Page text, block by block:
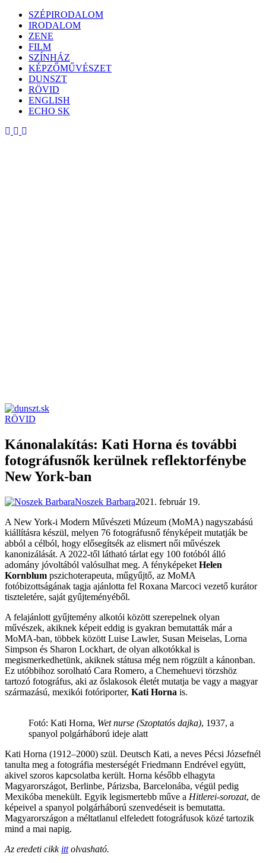
Skip
content
SZÉPIRODALOM
IRODALOM
ZENE
FILM
SZÍNHÁZ
KÉPZŐMŰVÉSZET
DUNSZT
RÖVID
ENGLISH
ECHO SK
RÖVID
Kánonalakítás: Kati Horna és további
fotográfusnők kerülnek reflektorfénybe
New York-ban
Noszek Barbara2021. február 19.
A New York-i Modern Művészeti Múzeum (MoMA) nagyszabású
kiállításra készül, melyen 76 fotográfusnő fényképeit mutatják be
abból a célból, hogy elősegítsék az elismert női művészek
kanonizálását. A 2022-től látható tárlat egy 100 fotóból álló
adomány jóvoltából valósulhat meg. A fényképeket Helen
Kornblum pszichoterapeuta, műgyűjtő, az MoMA
fotóbizottságának tagja ajánlotta fel Roxana Marcoci vezető kurátor
tiszteletére, saját gyűjteményéből.
A felajánlott gyűjtemény alkotói között szerepelnek olyan
művészek, akiknek képeit eddig is gyakran bemutatták már a
MoMA-ban, többek között Luise Lawler, Susan Meiselas, Lorna
Simpson és Sharon Lockhart, de olyan alkotókkal is
megismerkedhetünk, akiknek státusa még nem rögzült a kánonban.
Ez utóbbihoz sorolható Cara Romero, a Chemehuevi törzshöz
tartozó fotográfus, aki az őslakosok életét mutatja be vagy a magyar
származású, mexikói fotóriporter, Kati Horna is.
Fotó: Kati Horna, Wet nurse (Szoptatós dajka), 1937, a
spanyol polgárháború ideje alatt
Kati Horna (1912–2000) szül. Deutsch Kati, a neves Pécsi Józsefnél
tanulta meg a fotográfia mesterségét Friedmann Endrével együtt,
akivel szoros kapcsolatba került. Horna később elhagyta
Magyarországot, Berlinbe, Párizsba, Barcelonába, végül pedig
Mexikóba menekült. Egyik legismertebb műve a Hitlerei-sorozat, de
képeivel a spanyol polgárháború szenvedéseit is bemutatta.
Magyarországon a méltatlanul elfeledett fotográfusok közé tartozik
mind a mai napig.
Az eredeti cikk ittolvasható.